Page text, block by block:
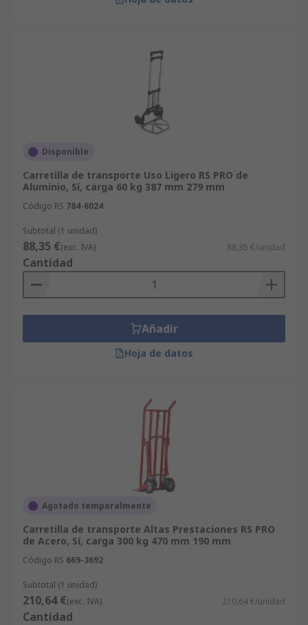
Disponible
Carretilla de transporte Uso Ligero RS PRO de
Aluminio, Sí, carga 60 kg 387 mm 279 mm
Código RS 784-6024
Subtotal (1 unidad)
88,35 €(exc. IVA) 88,35 €/unidad
Cantidad
Añadir
Hoja de datos
Agotado temporalmente
Carretilla de transporte Altas Prestaciones RS PRO
de Acero, Sí, carga 300 kg 470 mm 190 mm
Código RS 669-3692
Subtotal (1 unidad)
210,64 €(exc. IVA) 210,64 €/unidad
Cantidad